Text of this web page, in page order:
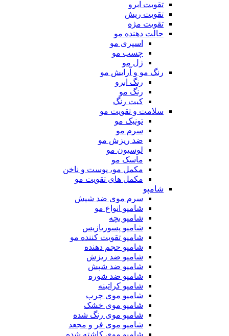
تقویت ابرو
تقویت ریش
تقویت مژه
حالت دهنده مو
اسپری مو
چسب مو
ژل مو
رنگ مو و آرایش مو
رنگ ابرو
رنگ مو
کیت رنگ
سلامت و تقویت مو
تونیک مو
سرم مو
ضد ریزش مو
لوسیون مو
ماسک مو
مکمل مو، پوست و ناخن
مکمل های تقویت مو
شامپو
سرم موی ضد شپش
شامپو انواع مو
شامپو بچه
شامپو پسوریازیس
شامپو تقویت کننده مو
شامپو حجم دهنده
شامپو ضد ریزش
شامپو ضد شپش
شامپو ضد شوره
شامپو کراتینه
شامپو موی چرب
شامپو موی خشک
شامپو موی رنگ شده
شامپو موی فر و مجعد
شامپو موی کاشته شده